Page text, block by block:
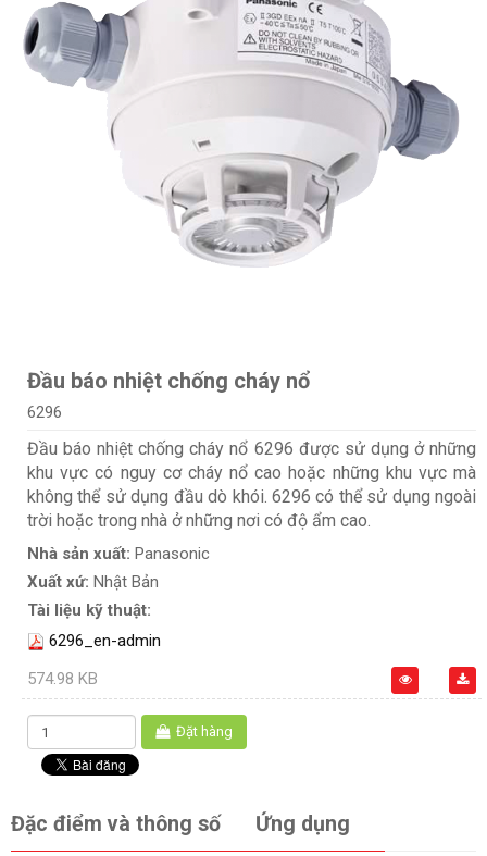
Đầu báo nhiệt chống cháy nổ
6296
Đầu báo nhiệt chống cháy nổ 6296 được sử dụng ở những
khu vực có nguy cơ cháy nổ cao hoặc những khu vực mà
không thể sử dụng đầu dò khói. 6296 có thể sử dụng ngoài
trời hoặc trong nhà ở những nơi có độ ẩm cao.
Nhà sản xuất: Panasonic
Xuất xứ: Nhật Bản
Tài liệu kỹ thuật:
6296_en-admin
574.98 KB
Đặt hàng
Đặc điểm và thông số Ứng dụng